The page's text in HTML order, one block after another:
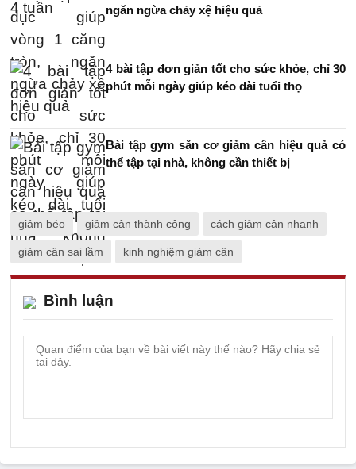
ngăn ngừa chảy xệ hiệu quả
4 bài tập đơn giản tốt cho sức khỏe, chỉ 30
phút mỗi ngày giúp kéo dài tuổi thọ
Bài tập gym săn cơ giảm cân hiệu quả có
thể tập tại nhà, không cần thiết bị
giảm béo giảm cân thành công cách giảm cân nhanh
giảm cân sai lầm kinh nghiệm giảm cân
Bình luận